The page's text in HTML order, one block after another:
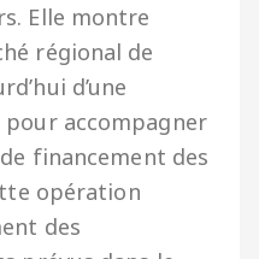
Elle montre
régional de
d’une
accompagner
financement des
opération
des